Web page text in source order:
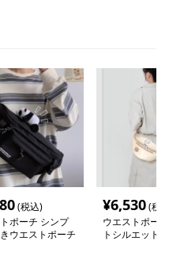
(税込)
ポーチ シンプ
ウエストポーチ
¥6,530(税
ウエストポー
トシルエット